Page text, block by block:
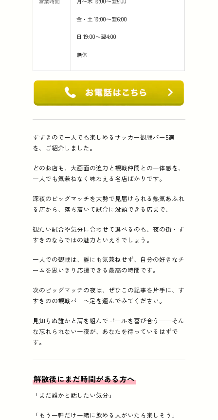
金・土 19:00〜翌6:00
日 19:00〜翌4:00
無休
すすきので一人でも楽しめるサッカー観戦バー5選
を、ご紹介しました。
どのお店も、大画面の迫力と観戦仲間との一体感を、
一人でも気兼ねなく味わえる名店ばかりです。
深夜のビッグマッチを大勢で見届けられる熱気あふれ
る店から、落ち着いて試合に没頭できる店まで、
観たい試合や気分に合わせて選べるのも、夜の街・す
すきのならではの魅力といえるでしょう。
一人での観戦は、誰にも気兼ねせず、自分の好きなチ
ームを思いきり応援できる最高の時間です。
次のビッグマッチの夜は、ぜひこの記事を片手に、す
すきのの観戦バーへ足を運んでみてください。
見知らぬ誰かと肩を組んでゴールを喜び合う——そん
な忘れられない一夜が、あなたを待っているはずで
す。
解散後にまだ時間がある方へ
「まだ誰かと話したい気分」
「もう一軒だけ一緒に飲める人がいたら楽しそう」